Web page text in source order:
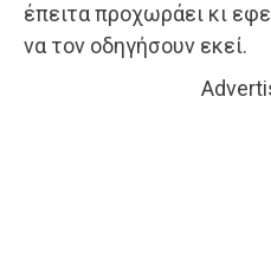
έπειτα προχωράει κι
να τον οδηγήσουν εκεί.